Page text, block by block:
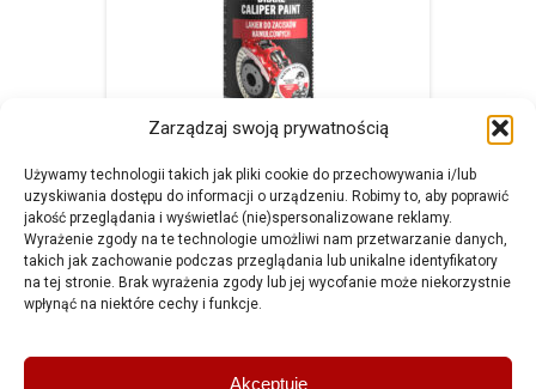
Zarządzaj swoją prywatnością
Używamy technologii takich jak pliki cookie do przechowywania i/lub
uzyskiwania dostępu do informacji o urządzeniu. Robimy to, aby poprawić
jakość przeglądania i wyświetlać (nie)spersonalizowane reklamy.
Wyrażenie zgody na te technologie umożliwi nam przetwarzanie danych,
takich jak zachowanie podczas przeglądania lub unikalne identyfikatory
na tej stronie. Brak wyrażenia zgody lub jej wycofanie może niekorzystnie
wpłynąć na niektóre cechy i funkcje.
Akceptuję
Brake Caliper Spray 400ml
Amtra Sp. z o.o.
ul. Schonów 3, 41-200